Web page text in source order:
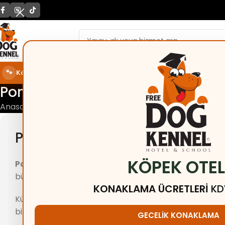
KÖPEK
KONAKLAMA ÜCRETLERI
GECELIK KONAKLAMA
🐾 Köpek Oteli KORE POODLETOY POODLE
Pomeranian
Anasayfa
Pomeranian İstanbul
Pomeranian İstanbul
arayışında olan aileler için
büyütülen
Pomeranian İstanbul yavrularını güvenilir
Küçük boyutlu yapısı, yoğun tüy görünümü, oyuncu
biri haline gelmiştir.